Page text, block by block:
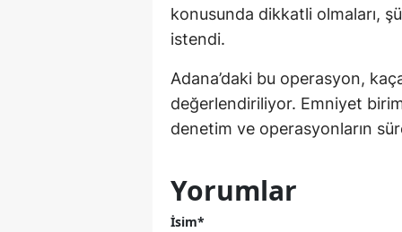
konusunda dikkatli olmaları,
istendi.
Adana’daki bu operasyon,
değerlendiriliyor. Emniyet
denetim ve operasyonların
Yorumlar
İsim*